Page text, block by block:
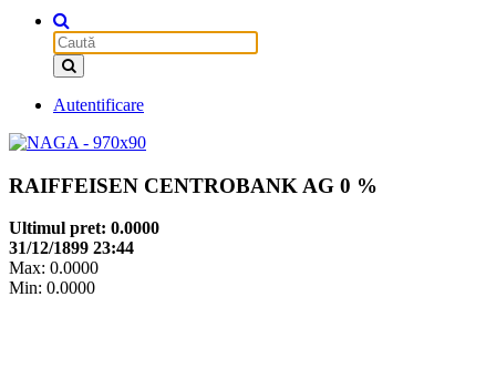
Autentificare
RAIFFEISEN CENTROBANK AG 0 %
Ultimul pret: 0.0000
31/12/1899 23:44
Max: 0.0000
Min: 0.0000